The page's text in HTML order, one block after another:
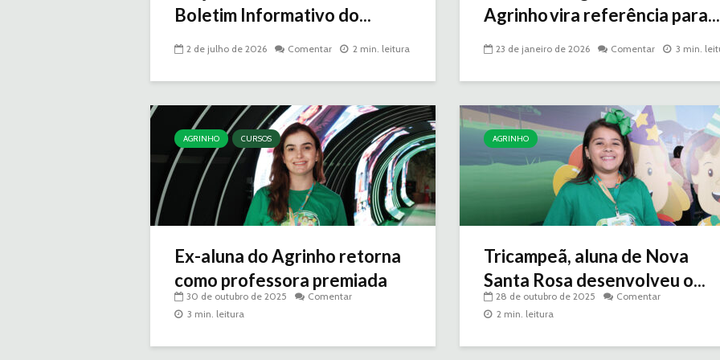
Boletim Informativo do...
2 de julho de 2026 Comentar 2 min. leitura
Agrinho vira referência para...
23 de janeiro de 2026 Comentar 3 min.
AGRINHO CURSOS
Ex-aluna do Agrinho retorna
como professora premiada
30 de outubro de 2025
Comentar
3 min. leitura
AGRINHO
Tricampeã, aluna de Nova
Santa Rosa desenvolveu o...
28 de outubro de 2025
Comentar
2 min. leitura